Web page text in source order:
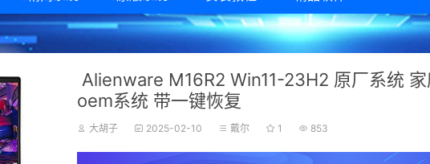
Alienware M16R2 Win11-23H2 原厂系统
oem系统 带一键恢复
大胡子 2025-02-10 戴尔 1 853